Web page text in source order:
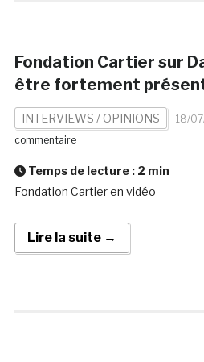
Fondation Cartier sur
être fortement
INTERVIEWS / OPINIONS 18/
commentaire
Temps de lecture : 2 min
Fondation Cartier en vidéo
Lire la suite →